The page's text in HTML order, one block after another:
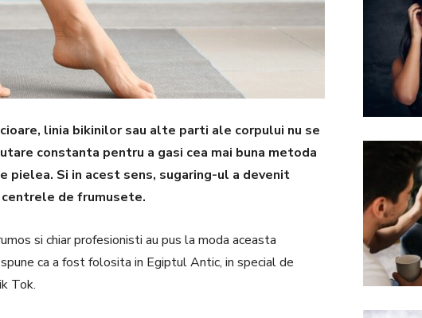
linia bikinilor sau alte parti ale corpului nu se
constanta pentru a gasi cea mai buna metoda
pielea. Si in acest sens, sugaring-ul a devenit
de frumusete.
si chiar profesionisti au pus la moda aceasta
ca a fost folosita in Egiptul Antic, in special de
Tok.